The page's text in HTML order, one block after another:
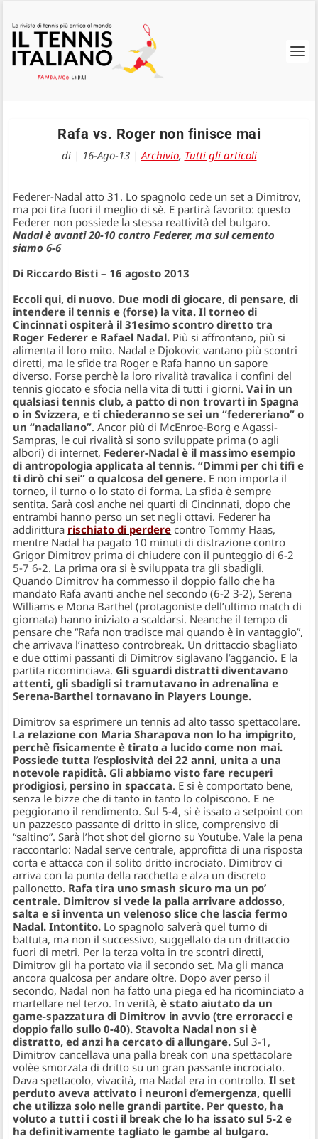
Rafa vs. Roger non finisce mai
di | 16-Ago-13|Archivio, Tutti gli articoli
Federer-Nadal atto 31. Lo spagnolo cede un set a Dimitrov,
ma poi tira fuori il meglio di sè. E partirà favorito: questo
Federer non possiede la stessa reattività del bulgaro.
Nadal è avanti 20-10 contro Federer, ma sul cemento
siamo 6-6
Di Riccardo Bisti – 16 agosto 2013
Eccoli qui, di nuovo. Due modi di giocare, di pensare, di
intendere il tennis e (forse) la vita. Il torneo di
Cincinnati ospiterà il 31esimo scontro diretto tra
Roger Federer e Rafael Nadal. Più si affrontano, più si
alimenta il loro mito. Nadal e Djokovic vantano più scontri
diretti, ma le sfide tra Roger e Rafa hanno un sapore
diverso. Forse perchè la loro rivalità travalica i confini del
tennis giocato e sfocia nella vita di tutti i giorni.Vai in un
qualsiasi tennis club, a patto di non trovarti in Spagna
o in Svizzera, e ti chiederanno se sei un “federeriano” o
un “nadaliano”. Ancor più di McEnroe-Borg e Agassi-
Sampras, le cui rivalità si sono sviluppate prima (o agli
albori) di internet, Federer-Nadal è il massimo esempio
di antropologia applicata al tennis. “Dimmi per chi tifi e
ti dirò chi sei” o qualcosa del genere. E non importa il
torneo, il turno o lo stato di forma. La sfida è sempre
sentita. Sarà così anche nei quarti di Cincinnati, dopo che
entrambi hanno perso un set negli ottavi. Federer ha
addirittura rischiato di perdere contro Tommy Haas,
mentre Nadal ha pagato 10 minuti di distrazione contro
Grigor Dimitrov prima di chiudere con il punteggio di 6-2
5-7 6-2. La prima ora si è sviluppata tra gli sbadigli.
Quando Dimitrov ha commesso il doppio fallo che ha
mandato Rafa avanti anche nel secondo (6-2 3-2), Serena
Williams e Mona Barthel (protagoniste dell’ultimo match di
giornata) hanno iniziato a scaldarsi. Neanche il tempo di
pensare che “Rafa non tradisce mai quando è in vantaggio”,
che arrivava l’inatteso controbreak. Un drittaccio sbagliato
e due ottimi passanti di Dimitrov siglavano l’aggancio. E la
partita ricominciava. Gli sguardi distratti diventavano
attenti, gli sbadigli si tramutavano in adrenalina e
Serena-Barthel tornavano in Players Lounge.
Dimitrov sa esprimere un tennis ad alto tasso spettacolare.
La relazione con Maria Sharapova non lo ha impigrito,
perchè fisicamente è tirato a lucido come non mai.
Possiede tutta l’esplosività dei 22 anni, unita a una
notevole rapidità. Gli abbiamo visto fare recuperi
prodigiosi, persino in spaccata. E si è comportato bene,
senza le bizze che di tanto in tanto lo colpiscono. E ne
peggiorano il rendimento. Sul 5-4, si è issato a setpoint con
un pazzesco passante di dritto in slice, comprensivo di
“saltino”. Sarà l’hot shot del giorno su Youtube. Vale la pena
raccontarlo: Nadal serve centrale, approfitta di una risposta
corta e attacca con il solito dritto incrociato. Dimitrov ci
arriva con la punta della racchetta e alza un discreto
pallonetto. Rafa tira uno smash sicuro ma un po’
centrale. Dimitrov si vede la palla arrivare addosso,
salta e si inventa un velenoso slice che lascia fermo
Nadal. Intontito. Lo spagnolo salverà quel turno di
battuta, ma non il successivo, suggellato da un drittaccio
fuori di metri. Per la terza volta in tre scontri diretti,
Dimitrov gli ha portato via il secondo set. Ma gli manca
ancora qualcosa per andare oltre. Dopo aver perso il
secondo, Nadal non ha fatto una piega ed ha ricominciato a
martellare nel terzo. In verità,è stato aiutato da un
game-spazzatura di Dimitrov in avvio (tre erroracci e
doppio fallo sullo 0-40). Stavolta Nadal non si è
distratto, ed anzi ha cercato di allungare.Sul 3-1,
Dimitrov cancellava una palla break con una spettacolare
volèe smorzata di dritto su un gran passante incrociato.
Dava spettacolo, vivacità, ma Nadal era in controllo. Il set
perduto aveva attivato i neuroni d’emergenza, quelli
che utilizza solo nelle grandi partite. Per questo, ha
voluto a tutti i costi il break che lo ha issato sul 5-2 e
ha definitivamente tagliato le gambe al bulgaro.